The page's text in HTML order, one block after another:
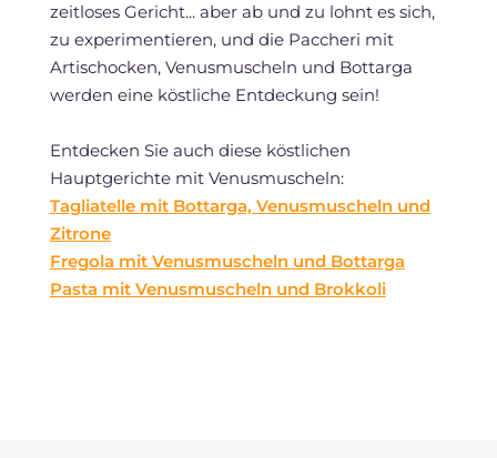
zeitloses Gericht... aber ab und zu lohnt es sich,
zu experimentieren, und die Paccheri mit
Artischocken, Venusmuscheln und Bottarga
werden eine köstliche Entdeckung sein!
Entdecken Sie auch diese köstlichen
Hauptgerichte mit Venusmuscheln:
Tagliatelle mit Bottarga, Venusmuscheln und
Zitrone
Fregola mit Venusmuscheln und Bottarga
Pasta mit Venusmuscheln und Brokkoli